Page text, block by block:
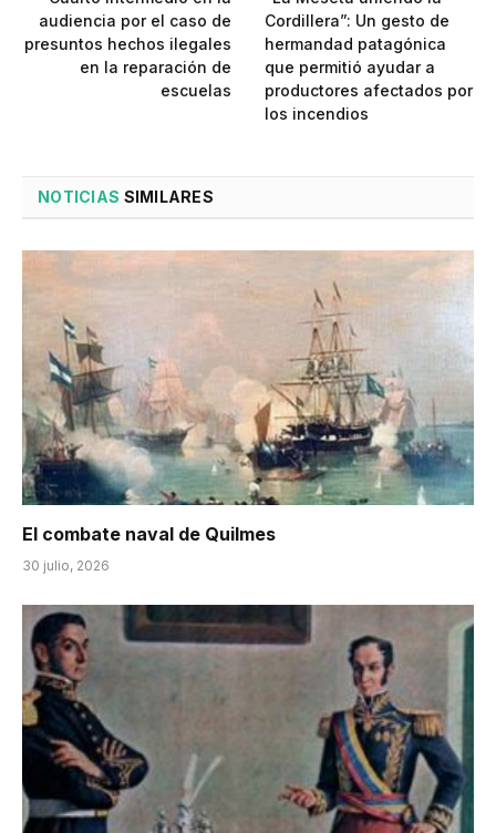
audiencia por el caso de
presuntos hechos ilegales
en la reparación de
escuelas
Cordillera”: Un gesto de
hermandad patagónica
que permitió ayudar a
productores afectados por
los incendios
NOTICIAS SIMILARES
El combate naval de Quilmes
30 julio, 2026